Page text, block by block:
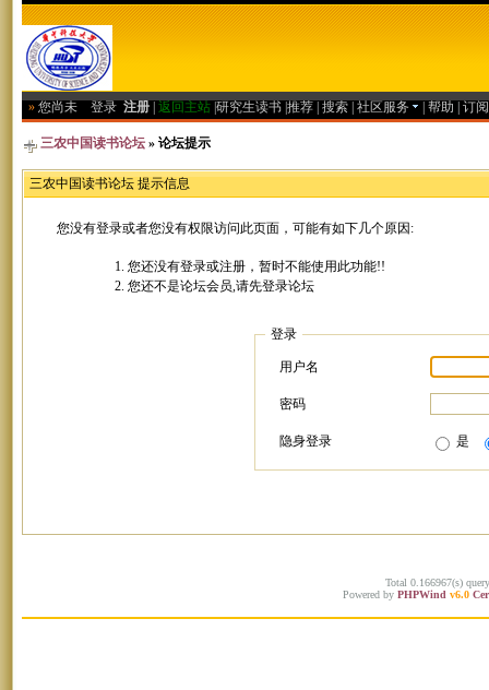
» 您尚未 登录 注册 返回主站 研究生读书 推荐 搜索 社区服务 帮助 订
三农中国读书论坛 » 论坛提示
三农中国读书论坛 提示信息
您没有登录或者您没有权限访问此页面，可能有如下几个原因:
您还没有登录或注册，暂时不能使用此功能!!
您还不是论坛会员,请先登录论坛
登录
用户名
密码
隐身登录 是
Total 0.166967(s)
Powered by PHPWind v6.0